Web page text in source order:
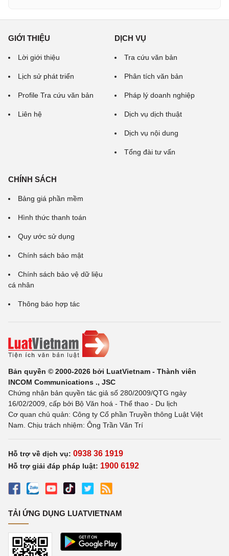
GIỚI THIỆU
Lời giới thiệu
Lịch sử phát triển
Profile Tra cứu văn bản
Liên hệ
DỊCH VỤ
Tra cứu văn bản
Phân tích văn bản
Pháp lý doanh nghiệp
Dịch vụ dịch thuật
Dịch vụ nội dung
Tổng đài tư vấn
CHÍNH SÁCH
Bảng giá phần mềm
Hình thức thanh toán
Quy ước sử dụng
Chính sách bảo mật
Chính sách bảo vệ dữ liệu
cá nhân
Thông báo hợp tác
Bản quyền © 2000-2026 bởi LuatVietnam - Thành viên
INCOM Communications ., JSC
Chứng nhận bản quyền tác giả số 280/2009/QTG ngày
16/02/2009, cấp bởi Bộ Văn hoá - Thể thao - Du lịch
Cơ quan chủ quản: Công ty Cổ phần Truyền thông Luật Việt
Nam. Chịu trách nhiệm: Ông Trần Văn Trí
Hỗ trợ về dịch vụ: 0938 36 1919
Hỗ trợ giải đáp pháp luật: 1900 6192
TẢI ỨNG DỤNG LUATVIETNAM